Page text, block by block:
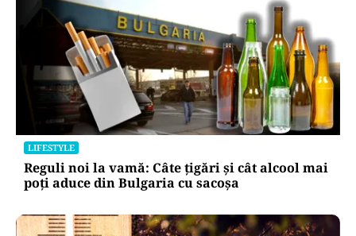
LIFESTYLE
Reguli noi la vamă: Câte țigări și cât alcool mai
poți aduce din Bulgaria cu sacoșa